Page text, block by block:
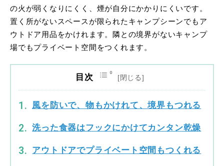
の火が弱くなりにくく、煙が自分にかかりにくいです。
置く所がないスペースが限られたキャンプシーンでもア
ウトドア用品をかけれます。隣との境界がないキャンプ
場でもプライベート空間をつくれます。
目次
風を防いで、物もかけれて、境界もつれる
洗った食器はフックにかけてカンタン乾燥
アウトドアでプライベート空間もつくれる